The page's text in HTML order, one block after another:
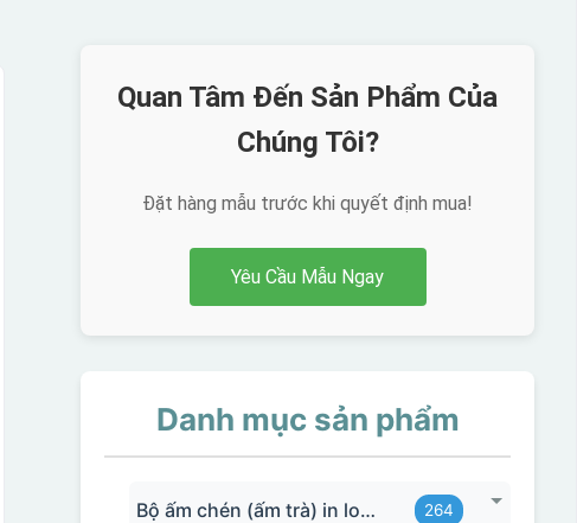
Quan Tâm Đến Sản Phẩm Của
Chúng Tôi?
Đặt hàng mẫu trước khi quyết định mua!
Yêu Cầu Mẫu Ngay
Danh mục sản phẩm
Bộ ấm chén (ấm trà) in logo 264